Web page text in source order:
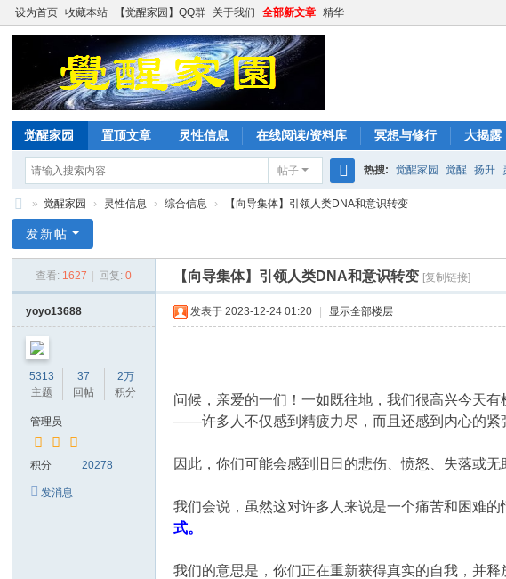
设为首页 收藏本站 【觉醒家园】QQ群 关于我们 全部新文章 精华
觉醒家园 置顶文章 灵性信息 在线阅读/资料库 冥想与修行 大揭露
帖子
搜
热搜: 觉醒家园 觉醒 扬升
醒
园
» 觉醒家园 › 灵性信息 › 综合信息 › 【向导集体】引领人类DNA和意识转变
发新帖
查看: 1627 回复: 0 【向导集体】引领人类DNA和意识转变 [复制链接]
yoyo13688
5313
主题
37
回帖
2万
积分
管理员
积分 20278
发消息
发表于 2023-12-24 01:20 显示全部楼层
问候，亲爱的一们！一如既往地，我们很高兴今天
——许多人不仅感到精疲力尽，而且还感到内心的紧
因此，你们可能会感到旧日的悲伤、愤怒、失落或
我们会说，虽然这对许多人来说是一个痛苦和困难
式。
我们的意思是，你们正在重新获得真实的自我，并